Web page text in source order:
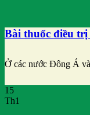
Bài thuốc điều trị
Ở các nước Đông Á
15
Th1